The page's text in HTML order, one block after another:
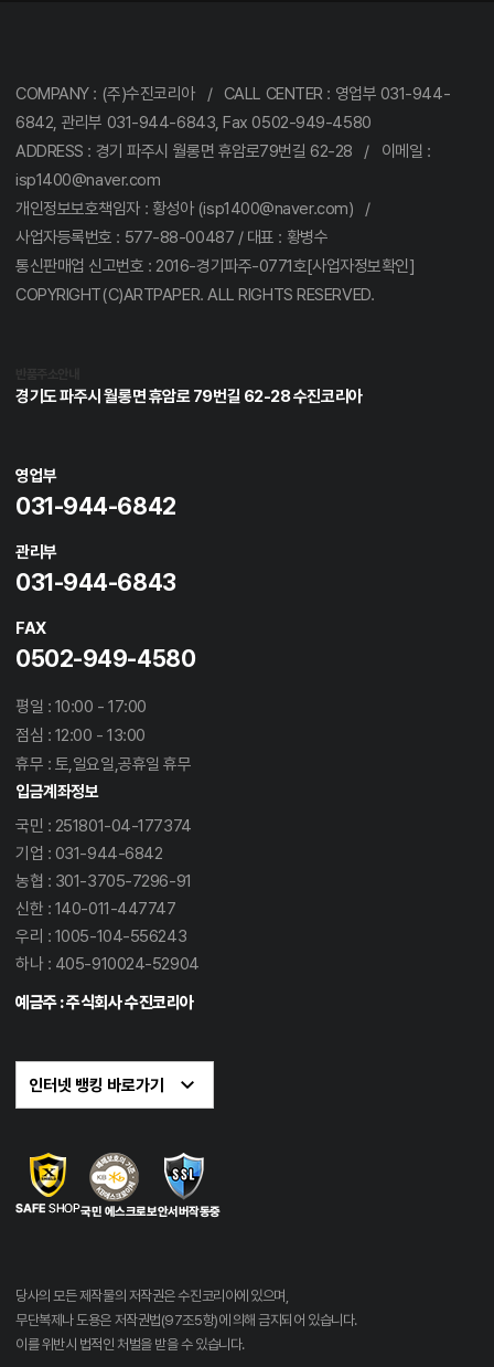
COMPANY : (주)수진코리아 / CALL CENTER : 영업부 031-944-
6842, 관리부 031-944-6843, Fax 0502-949-4580
ADDRESS : 경기 파주시 월롱면 휴암로79번길 62-28 / 이메일 :
isp1400@naver.com
개인정보보호책임자 : 황성아 (isp1400@naver.com) /
사업자등록번호 : 577-88-00487 / 대표 : 황병수
통신판매업 신고번호 : 2016-경기파주-0771호[사업자정보확인]
COPYRIGHT(C)ARTPAPER. ALL RIGHTS RESERVED.
경기도 파주시 월롱면 휴암로 79번길 62-28 수진코리아
당사의 모든 제작물의 저작권은 수진코리아에 있으며,
무단복제나 도용은 저작권법(97조5항)에 의해 금지되어 있습니다.
이를 위반시 법적인 처벌을 받을 수 있습니다.
영업부
031-944-6842
관리부
031-944-6843
FAX
0502-949-4580
평일 : 10:00 - 17:00
점심 : 12:00 - 13:00
휴무 : 토,일요일,공휴일 휴무
입금계좌정보
국민 : 251801-04-177374
기업 : 031-944-6842
농협 : 301-3705-7296-91
신한 : 140-011-447747
우리 : 1005-104-556243
하나 : 405-910024-52904
예금주 : 주식회사 수진코리아